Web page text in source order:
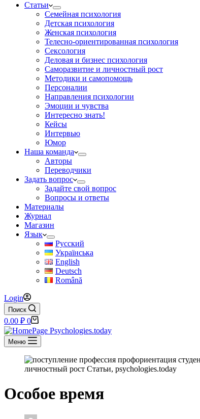
Статьи
Семейная психология
Детская психология
Женская психология
Телесно-ориентированная психология
Сексология
Деловая и бизнес психология
Саморазвитие и личностный рост
Методики и самопомощь
Персоналии
Направления психологии
Эмоции и чувства
Интересно знать!
Кейсы
Интервью
Юмор
Наша команда
Авторы
Переводчики
Задать вопрос
Задайте свой вопрос
Вопросы и ответы
Материалы
Журнал
Магазин
Язык
Русский
Українська
English
Deutsch
Română
Login
Поиск
Корзина
0.00 ₽ 0
Меню
Особое время